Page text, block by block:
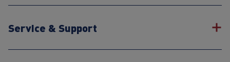
Service & Support